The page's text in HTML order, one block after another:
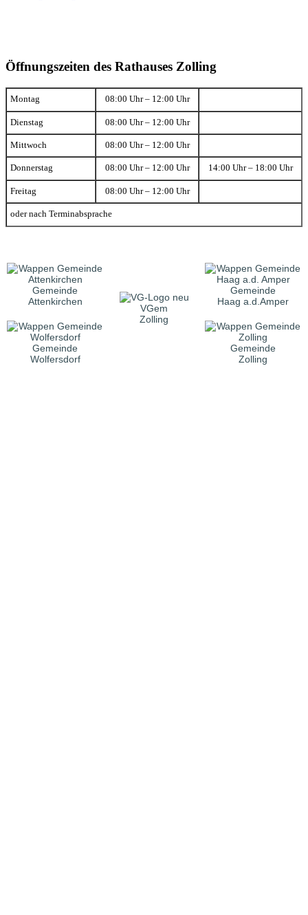
Öffnungszeiten des Rathauses Zolling
Montag 08:00 Uhr – 12:00 Uhr
Dienstag 08:00 Uhr – 12:00 Uhr
Mittwoch 08:00 Uhr – 12:00 Uhr
Donnerstag 08:00 Uhr – 12:00 Uhr 14:00 Uhr – 18:00 Uhr
Freitag 08:00 Uhr – 12:00 Uhr
oder nach Terminabsprache
Gemeinde
Attenkirchen
VGem
Zolling
Gemeinde
Haag a.d.Amper
Gemeinde
Wolfersdorf
Gemeinde
Zolling